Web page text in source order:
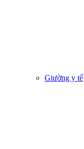
Giường y tế